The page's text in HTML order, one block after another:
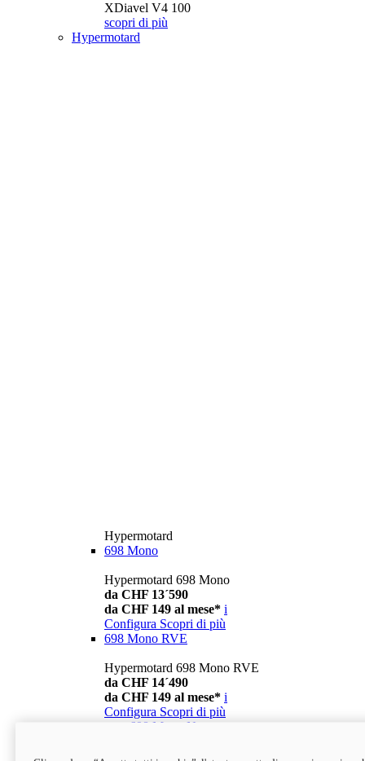
XDiavel V4 100
scopri di più
Hypermotard
Hypermotard
698 Mono
Hypermotard 698 Mono
da CHF 13´590
da CHF 149 al mese* i
Configura Scopri di più
698 Mono RVE
Hypermotard 698 Mono RVE
da CHF 14´490
da CHF 149 al mese* i
Configura Scopri di più
698 Mono Nera
Hypermotard 698 Mono Nera